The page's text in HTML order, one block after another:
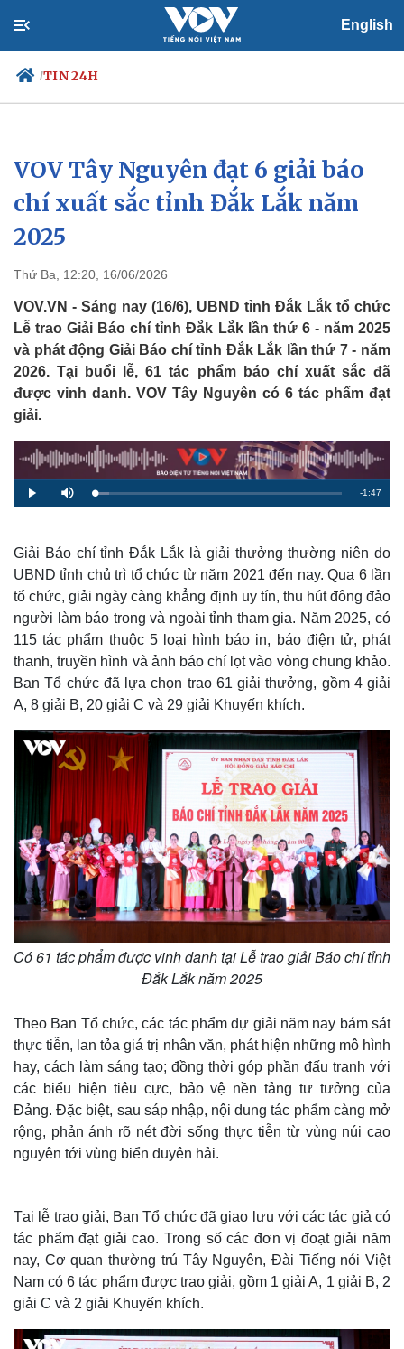
English
/TIN 24H
Chính trị
Đảng
Tổ chức nhân sự
Quốc hội
Xã hội
Tin 24h
Dự báo thời tiết
Thế giới
Quan sát
Cuộc sống đó đây
Hồ sơ
Multimedia
Video
Ảnh
VOV Tây Nguyên đạt 6 giải báo
chí xuất sắc tỉnh Đắk Lắk năm
2025
Thứ Ba, 12:20, 16/06/2026
VOV.VN - Sáng nay (16/6), UBND tỉnh Đắk Lắk tổ chức
Lễ trao Giải Báo chí tỉnh Đắk Lắk lần thứ 6 - năm 2025
và phát động Giải Báo chí tỉnh Đắk Lắk lần thứ 7 - năm
2026. Tại buổi lễ, 61 tác phẩm báo chí xuất sắc đã
được vinh danh. VOV Tây Nguyên có 6 tác phẩm đạt
giải.
P
l
M
u
L
o
:
5
7
%
R
a
i
n
-1:47
Giải Báo chí tỉnh Đắk Lắk là giải thưởng thường niên do
UBND tỉnh chủ trì tổ chức từ năm 2021 đến nay. Qua 6 lần
tổ chức, giải ngày càng khẳng định uy tín, thu hút đông đảo
người làm báo trong và ngoài tỉnh tham gia. Năm 2025, có
115 tác phẩm thuộc 5 loại hình báo in, báo điện tử, phát
thanh, truyền hình và ảnh báo chí lọt vào vòng chung khảo.
Ban Tổ chức đã lựa chọn trao 61 giải thưởng, gồm 4 giải
A, 8 giải B, 20 giải C và 29 giải Khuyến khích.
Có 61 tác phẩm được vinh danh tại Lễ trao giải Báo chí tỉnh
Đắk Lắk năm 2025
Theo Ban Tổ chức, các tác phẩm dự giải năm nay bám sát
thực tiễn, lan tỏa giá trị nhân văn, phát hiện những mô hình
hay, cách làm sáng tạo; đồng thời góp phần đấu tranh với
các biểu hiện tiêu cực, bảo vệ nền tảng tư tưởng của
Đảng. Đặc biệt, sau sáp nhập, nội dung tác phẩm càng mở
rộng, phản ánh rõ nét đời sống thực tiễn từ vùng núi cao
nguyên tới vùng biển duyên hải.
Tại lễ trao giải, Ban Tổ chức đã giao lưu với các tác giả có
tác phẩm đạt giải cao. Trong số các đơn vị đoạt giải năm
nay, Cơ quan thường trú Tây Nguyên, Đài Tiếng nói Việt
Nam có 6 tác phẩm được trao giải, gồm 1 giải A, 1 giải B, 2
giải C và 2 giải Khuyến khích.